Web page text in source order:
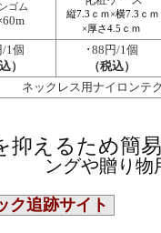
ゴム
縦7.3ｃｍ×横7.3ｃｍ
×厚さ4.5ｃｍ
/1個
）
･88円/1個
（税込）
ネックレス用ナイロンテ
抑えるため簡
ングや贈り物
ク追跡サイト